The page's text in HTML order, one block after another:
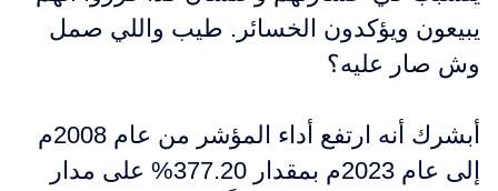
يبيعون ويؤكدون الخسائر. طيب واللي صمل
وش صار عليه؟
أبشرك أنه ارتفع أداء المؤشر من عام 2008م
إلى عام 2023م بمقدار 377.20% على مدار